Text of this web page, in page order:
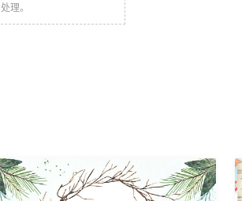
处理。